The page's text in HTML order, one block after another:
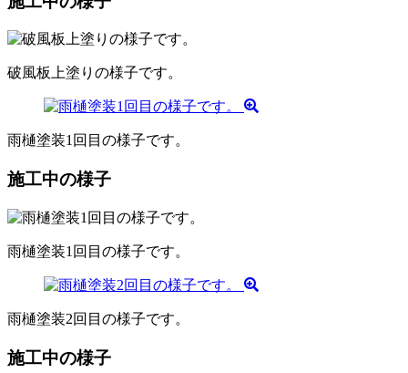
破風板上塗りの様子です。
雨樋塗装1回目の様子です。
施工中の様子
雨樋塗装1回目の様子です。
雨樋塗装2回目の様子です。
施工中の様子